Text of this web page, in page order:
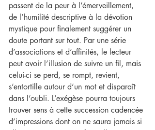
passent de la peur à l’émerveillement,
de l’humilité descriptive à la dévotion
mystique pour finalement suggérer un
doute portant sur tout. Par une série
d’associations et d’affinités, le lecteur
peut avoir l’illusion de suivre un fil, mais
celui-ci se perd, se rompt, revient,
s’entortille autour d’un mot et disparaît
dans l’oubli. L’exégèse pourra toujours
trouver sens à cette succession cadencée
d’impressions dont on ne saura jamais si